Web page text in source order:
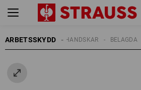
ARBETSSKYDD BELAGDA
HANDSKAR